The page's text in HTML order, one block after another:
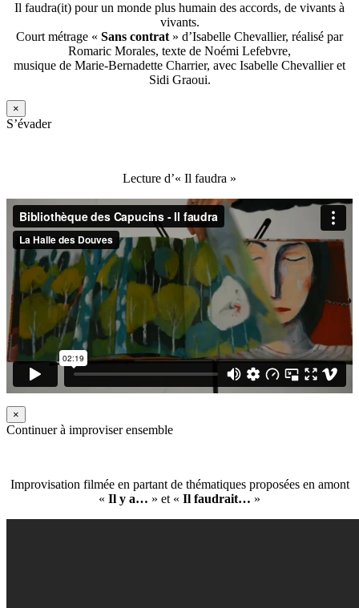
Il faudra(it) pour un monde plus humain des accords, de vivants à
vivants.
Court métrage « Sans contrat » d’Isabelle Chevallier, réalisé par
Romaric Morales, texte de Noémi Lefebvre,
musique de Marie-Bernadette Charrier, avec Isabelle Chevallier et
Sidi Graoui.
×
S’évader
Lecture d’« Il faudra »
×
Continuer à improviser ensemble
Improvisation filmée en partant de thématiques proposées en amont
« Il y a… » et « Il faudrait… »